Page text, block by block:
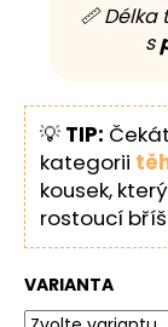
📏
s
💡 TIP:
kategorii
kousek,
rostoucí
VARIANTA